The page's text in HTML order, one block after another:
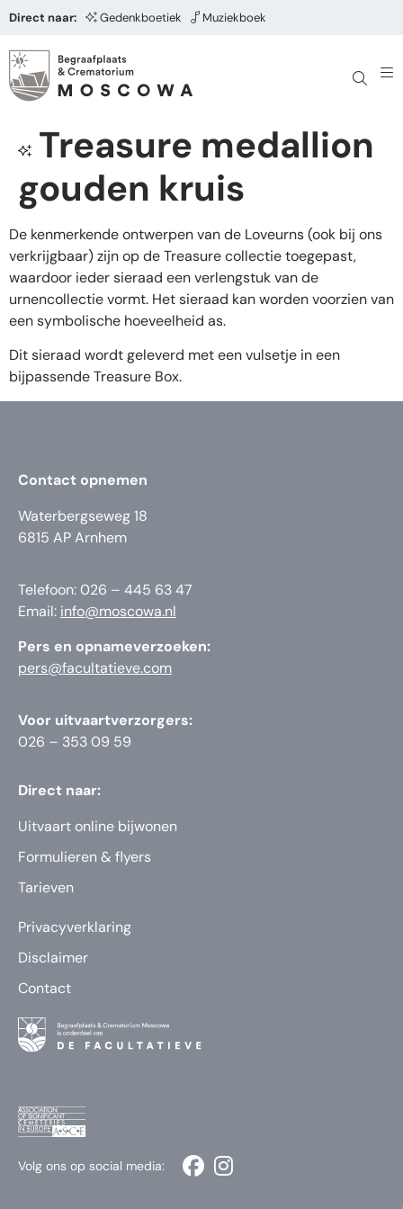
Direct naar: Gedenkboetiek Muziekboek
Treasure medallion
gouden kruis
De kenmerkende ontwerpen van de Loveurns (ook bij ons
verkrijgbaar) zijn op de Treasure collectie toegepast,
waardoor ieder sieraad een verlengstuk van de
urnencollectie vormt. Het sieraad kan worden voorzien van
een symbolische hoeveelheid as.
Dit sieraad wordt geleverd met een vulsetje in een
bijpassende Treasure Box.
Contact opnemen
Waterbergseweg 18
6815 AP Arnhem
Telefoon: 026 – 445 63 47
Email: info@moscowa.nl
Pers en opnameverzoeken:
pers@facultatieve.com
Voor uitvaartverzorgers:
026 – 353 09 59
Direct naar:
Uitvaart online bijwonen
Formulieren & flyers
Tarieven
Privacyverklaring
Disclaimer
Contact
Volg ons op social media: